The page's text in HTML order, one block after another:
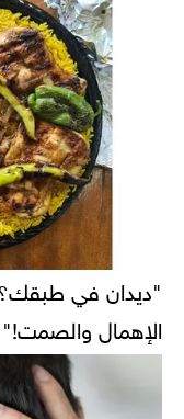
"ديدان في طبقك؟
الإهمال والصمت!"